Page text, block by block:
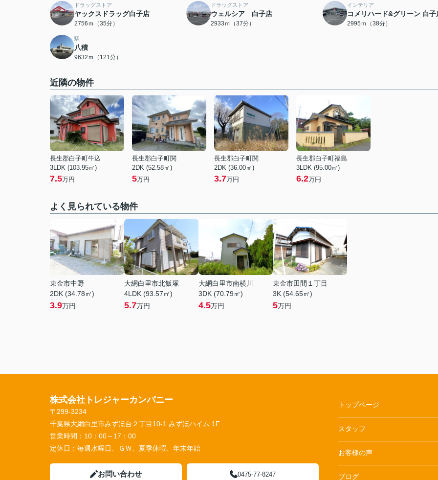
ドラッグストア
ヤックスドラッグ白子店
2756ｍ（35分）
ドラッグストア
ウェルシア 白子店
2933ｍ（37分）
インテリア
コメリハード&グリーン 白子
2995ｍ（38分）
駅
八積
9632ｍ（121分）
近隣の物件
長生郡白子町牛込
3LDK (103.95㎡)
7.5万円
長生郡白子町関
2DK (52.58㎡)
5万円
長生郡白子町関
2DK (36.00㎡)
3.7万円
長生郡白子町福島
3LDK (95.00㎡)
6.2万円
よく見られている物件
東金市中野
2DK (34.78㎡)
3.9万円
大網白里市北飯塚
4LDK (93.57㎡)
5.7万円
大網白里市南横川
3DK (70.79㎡)
4.5万円
東金市田間１丁目
3K (54.65㎡)
5万円
株式会社トレジャーカンパニー
〒299-3234
千葉県大網白里市みずほ台２丁目10-1 みずほハイム 1F
営業時間： 10：00～17：00
定休日： 毎週水曜日、ＧＷ、夏季休暇、年末年始
お問い合わせ 0475-77-8247
トップページ
スタッフ
お客様の声
ブログ